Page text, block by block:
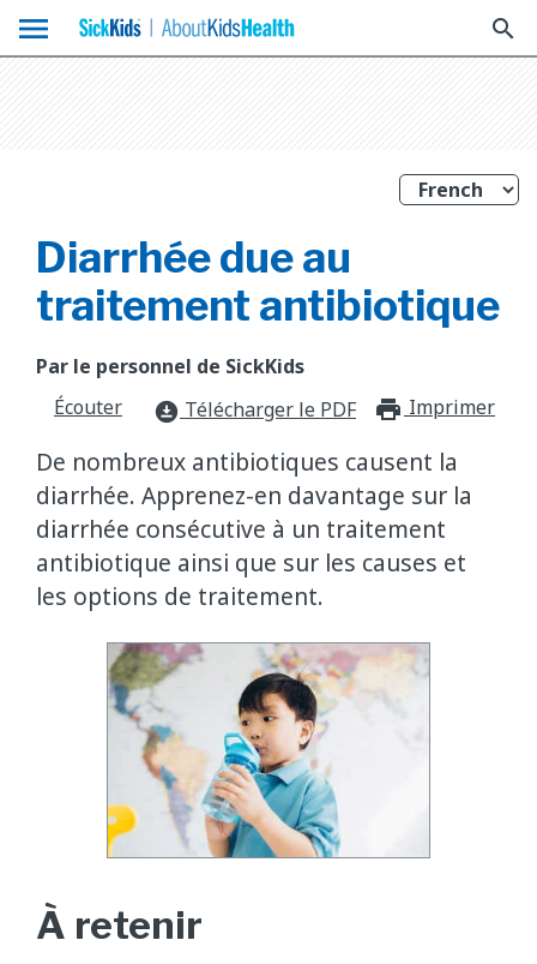
menu search
Diarrhée due au
traitement antibiotique
Par le personnel de SickKids
Écouter
download_for_offline Télécharger le PDF Imprimer
De nombreux antibiotiques causent la
diarrhée. Apprenez-en davantage sur la
diarrhée consécutive à un traitement
antibiotique ainsi que sur les causes et
les options de traitement.
À retenir